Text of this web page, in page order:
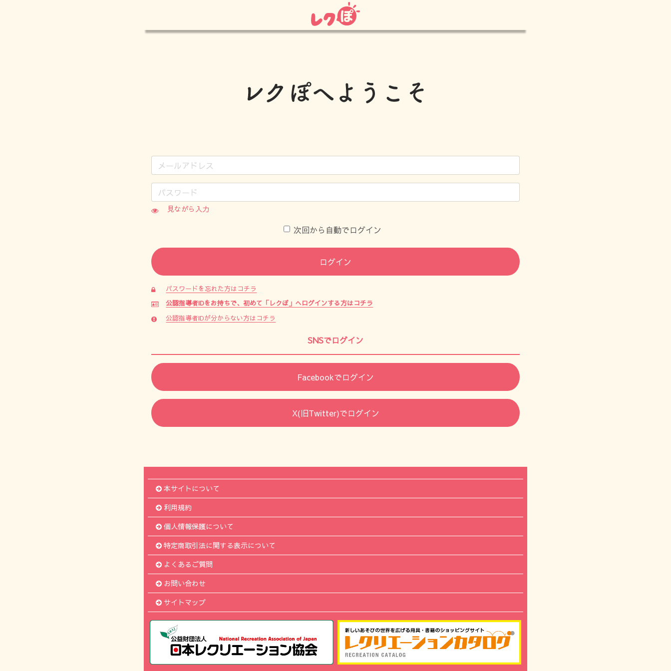
見ながら入力
次回から自動でログイン
ログイン
パスワードを忘れた方はコチラ
公認指導者IDをお持ちで、初めて「レクぽ」へログインする方はコチラ
公認指導者IDが分からない方はコチラ
SNSでログイン
Facebookでログイン
X(旧Twitter)でログイン
本サイトについて
利用規約
個人情報保護について
特定商取引法に関する表示について
よくあるご質問
お問い合わせ
サイトマップ